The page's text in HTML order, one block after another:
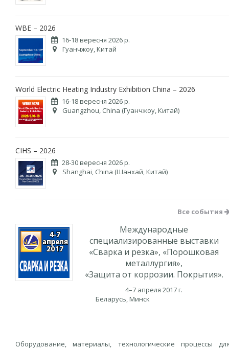
WBE – 2026
16-18 вересня 2026 р.
Гуанчжоу, Китай
World Electric Heating Industry Exhibition China – 2026
16-18 вересня 2026 р.
Guangzhou, China (Гуанчжоу, Китай)
CIHS – 2026
28-30 вересня 2026 р.
Shanghai, China (Шанхай, Китай)
Все события
Международные
специализированные выставки
«Сварка и резка», «Порошковая
металлургия»,
«Защита от коррозии. Покрытия».
4–7 апреля 2017 г.
Беларусь, Минск
Оборудование, материалы, технологические процессы